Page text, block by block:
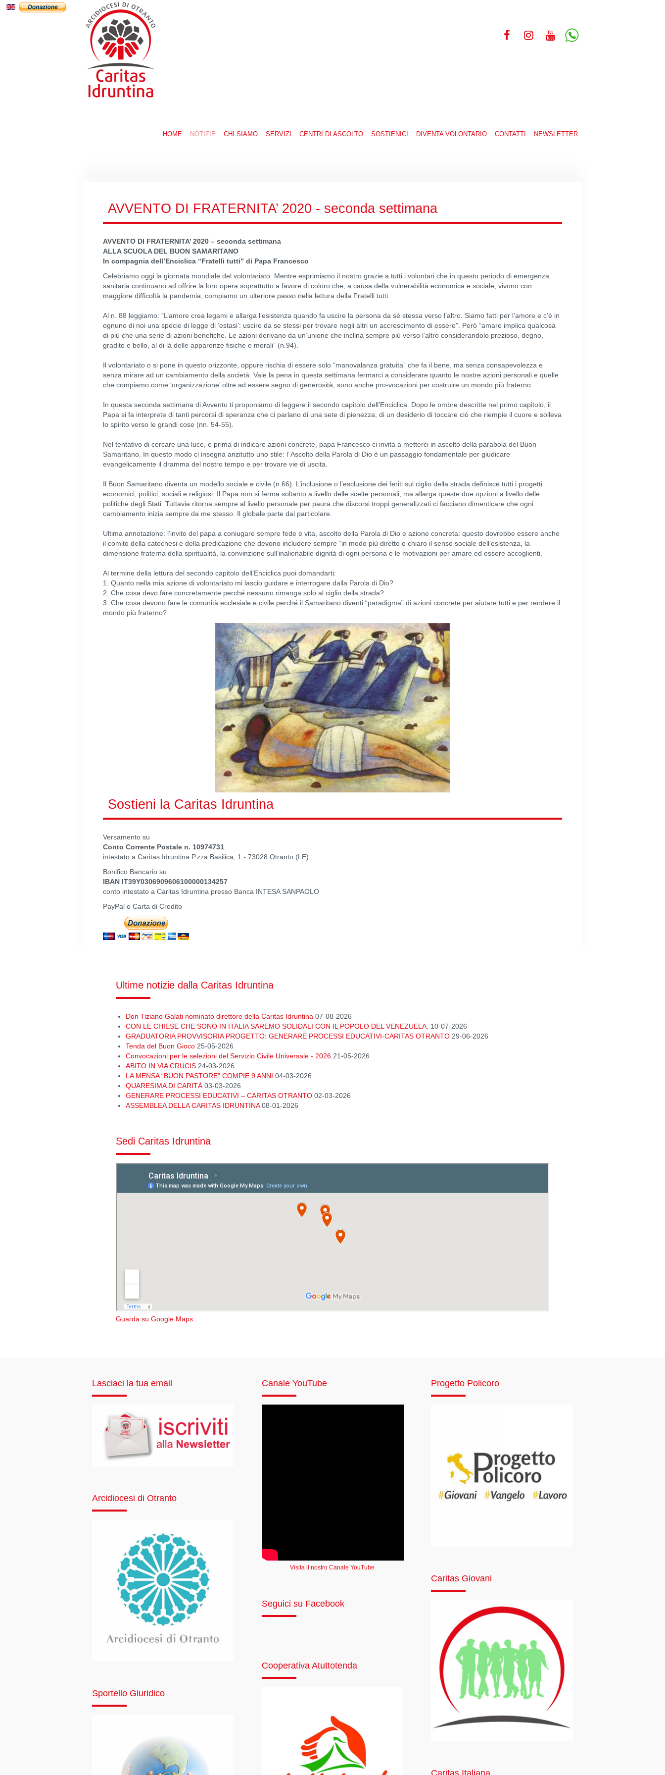
HOME NOTIZIE CHI SIAMO SERVIZI CENTRI DI ASCOLTO SOSTIENICI DIVENTA VOLONTARIO CONTATTI NEWSLETTER
AVVENTO DI FRATERNITA’ 2020 - seconda settimana
AVVENTO DI FRATERNITA’ 2020 – seconda settimana
ALLA SCUOLA DEL BUON SAMARITANO
In compagnia dell’Enciclica “Fratelli tutti” di Papa Francesco
Celebriamo oggi la giornata mondiale del volontariato. Mentre esprimiamo il nostro grazie a tutti i volontari che in questo periodo di emergenza
sanitaria continuano ad offrire la loro opera soprattutto a favore di coloro che, a causa della vulnerabilità economica e sociale, vivono con
maggiore difficoltà la pandemia; compiamo un ulteriore passo nella lettura della Fratelli tutti.
Al n. 88 leggiamo: “L’amore crea legami e allarga l’esistenza quando fa uscire la persona da sé stessa verso l’altro. Siamo fatti per l’amore e c’è in
ognuno di noi una specie di legge di ‘estasi’: uscire da se stessi per trovare negli altri un accrescimento di essere”. Però “amare implica qualcosa
di più che una serie di azioni benefiche. Le azioni derivano da un’unione che inclina sempre più verso l’altro considerandolo prezioso, degno,
gradito e bello, al di là delle apparenze fisiche e morali” (n.94).
Il volontariato o si pone in questo orizzonte, oppure rischia di essere solo “manovalanza gratuita” che fa il bene, ma senza consapevolezza e
senza mirare ad un cambiamento della società. Vale la pena in questa settimana fermarci a considerare quanto le nostre azioni personali e quelle
che compiamo come ‘organizzazione’ oltre ad essere segno di generosità, sono anche pro-vocazioni per costruire un mondo più fraterno.
In questa seconda settimana di Avvento ti proponiamo di leggere il secondo capitolo dell’Enciclica. Dopo le ombre descritte nel primo capitolo, il
Papa si fa interprete di tanti percorsi di speranza che ci parlano di una sete di pienezza, di un desiderio di toccare ciò che riempie il cuore e solleva
lo spirito verso le grandi cose (nn. 54-55).
Nel tentativo di cercare una luce, e prima di indicare azioni concrete, papa Francesco ci invita a metterci in ascolto della parabola del Buon
Samaritano. In questo modo ci insegna anzitutto uno stile: l’ Ascolto della Parola di Dio è un passaggio fondamentale per giudicare
evangelicamente il dramma del nostro tempo e per trovare vie di uscita.
Il Buon Samaritano diventa un modello sociale e civile (n.66). L’inclusione o l’esclusione dei feriti sul ciglio della strada definisce tutti i progetti
economici, politici, sociali e religiosi. Il Papa non si ferma soltanto a livello delle scelte personali, ma allarga queste due opzioni a livello delle
politiche degli Stati. Tuttavia ritorna sempre al livello personale per paura che discorsi troppi generalizzati ci facciano dimenticare che ogni
cambiamento inizia sempre da me stesso. Il globale parte dal particolare.
Ultima annotazione: l’invito del papa a coniugare sempre fede e vita, ascolto della Parola di Dio e azione concreta: questo dovrebbe essere anche
il comito della catechesi e della predicazione che devono includere sempre “in modo più diretto e chiaro il senso sociale dell’esistenza, la
dimensione fraterna della spiritualità, la convinzione sull’inalienabile dignità di ogni persona e le motivazioni per amare ed essere accoglienti.
Al termine della lettura del secondo capitolo dell’Enciclica puoi domandarti:
1. Quanto nella mia azione di volontariato mi lascio guidare e interrogare dalla Parola di Dio?
2. Che cosa devo fare concretamente perché nessuno rimanga solo al ciglio della strada?
3. Che cosa devono fare le comunità ecclesiale e civile perché il Samaritano diventi “paradigma” di azioni concrete per aiutare tutti e per rendere il
mondo più fraterno?
Sostieni la Caritas Idruntina
Versamento su
Conto Corrente Postale n. 10974731
intestato a Caritas Idruntina P.zza Basilica, 1 - 73028 Otranto (LE)
Bonifico Bancario su
IBAN IT39Y0306909606100000134257
conto intestato a Caritas Idruntina presso Banca INTESA SANPAOLO
PayPal o Carta di Credito
Ultime notizie dalla Caritas Idruntina
Don Tiziano Galati nominato direttore della Caritas Idruntina 07-08-2026
CON LE CHIESE CHE SONO IN ITALIA SAREMO SOLIDALI CON IL POPOLO DEL VENEZUELA. 10-07-2026
GRADUATORIA PROVVISORIA PROGETTO: GENERARE PROCESSI EDUCATIVI-CARITAS OTRANTO 29-06-2026
Tenda del Buon Gioco 25-05-2026
Convocazioni per le selezioni del Servizio Civile Universale - 2026 21-05-2026
ABITO IN VIA CRUCIS 24-03-2026
LA MENSA “BUON PASTORE” COMPIE 9 ANNI
04-03-2026
QUARESIMA DI CARITÀ 03-03-2026
GENERARE PROCESSI EDUCATIVI – CARITAS OTRANTO 02-03-2026
ASSEMBLEA DELLA CARITAS IDRUNTINA 08-01-2026
Sedi Caritas Idruntina
Guarda su Google Maps
Lasciaci la tua email
Arcidiocesi di Otranto
Sportello Giuridico
Canale YouTube
Visita il nostro Canale YouTube
Seguici su Facebook
Cooperativa Atuttotenda
Progetto Policoro
Caritas Giovani
Caritas Italiana